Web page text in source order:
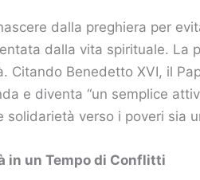
dalla preghiera per
dalla vita spirituale. La
Benedetto XVI, il
e diventa “un semplice
verso i poveri sia
in un Tempo di Conflitti